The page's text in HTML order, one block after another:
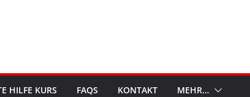
HILFE KURS FAQS KONTAKT MEHR…